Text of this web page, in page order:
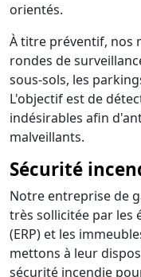
orientés.
À titre préventif, nos
rondes de
sous-sols, les
L'objectif est de
indésirables afin
malveillants.
Sécurité
Notre entreprise de
très sollicitée par les
(ERP) et les
mettons à leur
sécurité incendie